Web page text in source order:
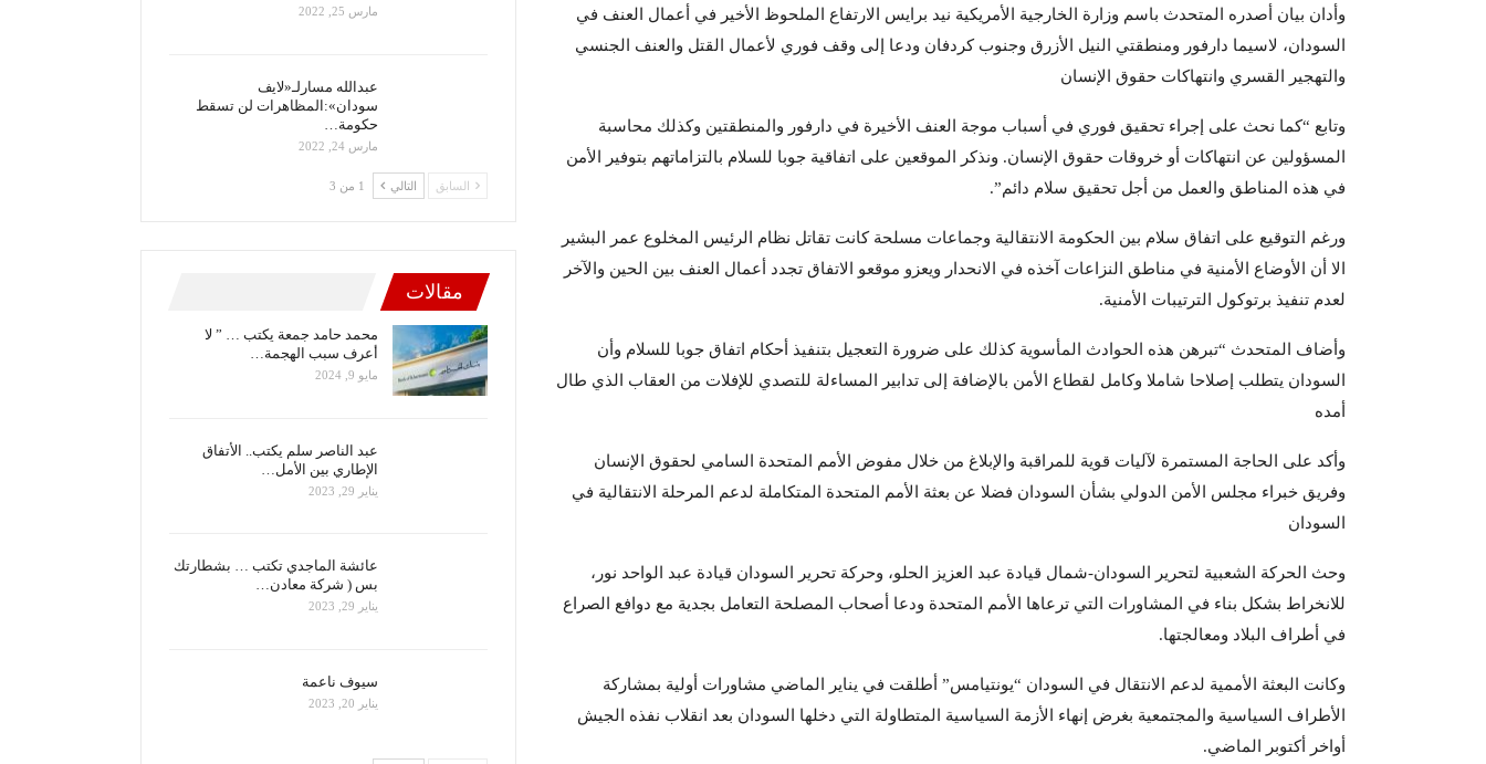
وأدان بيان أصدره المتحدث باسم وزارة الخارجية الأمريكية نيد برايس الارتفاع الملحوظ الأخير في أعمال العنف في
السودان، لاسيما دارفور ومنطقتي النيل الأزرق وجنوب كردفان ودعا إلى وقف فوري لأعمال القتل والعنف الجنسي
والتهجير القسري وانتهاكات حقوق الإنسان
وتابع “كما نحث على إجراء تحقيق فوري في أسباب موجة العنف الأخيرة في دارفور والمنطقتين وكذلك محاسبة
المسؤولين عن انتهاكات أو خروقات حقوق الإنسان. ونذكر الموقعين على اتفاقية جوبا للسلام بالتزاماتهم بتوفير الأمن
في هذه المناطق والعمل من أجل تحقيق سلام دائم”.
ورغم التوقيع على اتفاق سلام بين الحكومة الانتقالية وجماعات مسلحة كانت تقاتل نظام الرئيس المخلوع عمر البشير
الا أن الأوضاع الأمنية في مناطق النزاعات آخذه في الانحدار ويعزو موقعو الاتفاق تجدد أعمال العنف بين الحين والآخر
لعدم تنفيذ برتوكول الترتيبات الأمنية.
وأضاف المتحدث “تبرهن هذه الحوادث المأسوية كذلك على ضرورة التعجيل بتنفيذ أحكام اتفاق جوبا للسلام وأن
السودان يتطلب إصلاحا شاملا وكامل لقطاع الأمن بالإضافة إلى تدابير المساءلة للتصدي للإفلات من العقاب الذي طال
أمده
وأكد على الحاجة المستمرة لآليات قوية للمراقبة والإبلاغ من خلال مفوض الأمم المتحدة السامي لحقوق الإنسان
وفريق خبراء مجلس الأمن الدولي بشأن السودان فضلا عن بعثة الأمم المتحدة المتكاملة لدعم المرحلة الانتقالية في
السودان
وحث الحركة الشعبية لتحرير السودان-شمال قيادة عبد العزيز الحلو، وحركة تحرير السودان قيادة عبد الواحد نور،
للانخراط بشكل بناء في المشاورات التي ترعاها الأمم المتحدة ودعا أصحاب المصلحة التعامل بجدية مع دوافع الصراع
في أطراف البلاد ومعالجتها.
وكانت البعثة الأممية لدعم الانتقال في السودان “يونتيامس” أطلقت في يناير الماضي مشاورات أولية بمشاركة
الأطراف السياسية والمجتمعية بغرض إنهاء الأزمة السياسية المتطاولة التي دخلها السودان بعد انقلاب نفذه الجيش
أواخر أكتوبر الماضي.
مارس 25, 2022
عبدالله مسارلـ«لايف
سودان»:المظاهرات لن تسقط
حكومة…
مارس 24, 2022
السابق التالي 1 من 3
مقالات
محمد حامد جمعة يكتب … ” لا
أعرف سبب الهجمة…
مايو 9, 2024
عبد الناصر سلم يكتب.. الأتفاق
الإطاري بين الأمل…
يناير 29, 2023
عائشة الماجدي تكتب … بشطارتك
بس ( شركة معادن…
يناير 29, 2023
سيوف ناعمة
يناير 20, 2023